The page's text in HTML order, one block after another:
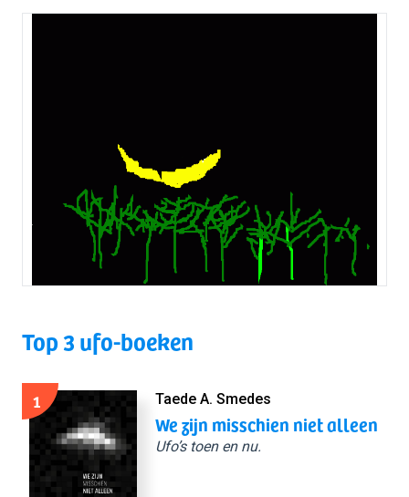
Top 3 ufo-boeken
1 Taede A. Smedes
We zijn misschien niet alleen
Ufo’s toen en nu.